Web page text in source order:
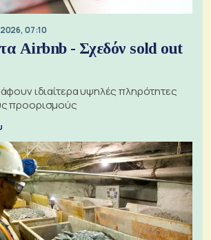
07:10
Airbnb - Σχεδόν sold out
ιδιαίτερα υψηλές πληρότητες
προορισμούς